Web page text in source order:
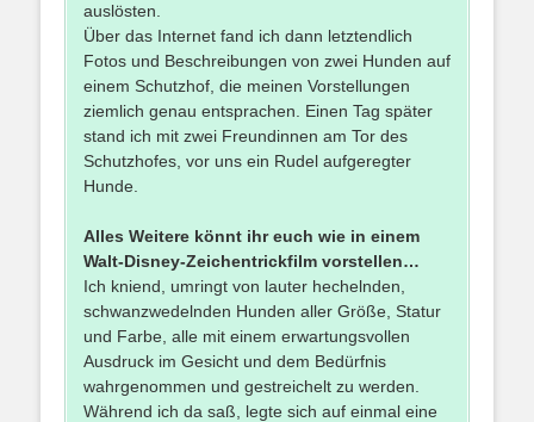
auslösten.
Über das Internet fand ich dann letztendlich
Fotos und Beschreibungen von zwei Hunden auf
einem Schutzhof, die meinen Vorstellungen
ziemlich genau entsprachen. Einen Tag später
stand ich mit zwei Freundinnen am Tor des
Schutzhofes, vor uns ein Rudel aufgeregter
Hunde.
Alles Weitere könnt ihr euch wie in einem
Walt-Disney-Zeichentrickfilm vorstellen…
Ich kniend, umringt von lauter hechelnden,
schwanzwedelnden Hunden aller Größe, Statur
und Farbe, alle mit einem erwartungsvollen
Ausdruck im Gesicht und dem Bedürfnis
wahrgenommen und gestreichelt zu werden.
Während ich da saß, legte sich auf einmal eine